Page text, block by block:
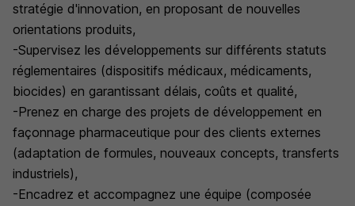
stratégie d'innovation, en proposant de nouvelles
orientations produits,
-Supervisez les développements sur différents statuts
réglementaires (dispositifs médicaux, médicaments,
biocides) en garantissant délais, coûts et qualité,
-Prenez en charge des projets de développement en
façonnage pharmaceutique pour des clients externes
(adaptation de formules, nouveaux concepts, transferts
industriels),
-Encadrez et accompagnez une équipe (composée